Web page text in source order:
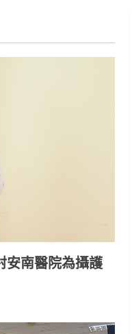
安南醫院為攝護